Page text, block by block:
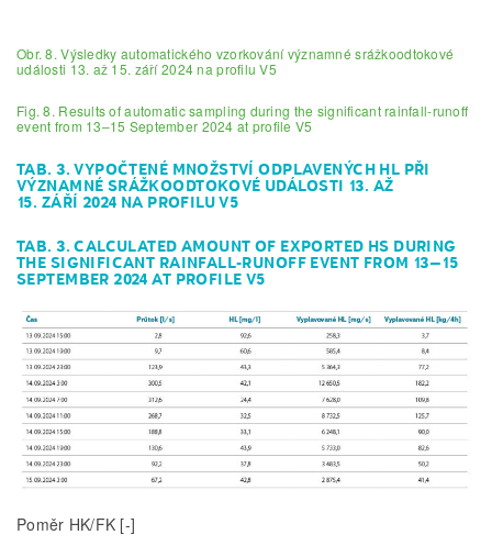
Obr. 8. Výsledky automatického vzorkování významné srážkoodtokové
události 13. až 15. září 2024 na profilu V5
Fig. 8. Results of automatic sampling during the significant rainfall-runoff
event from 13–15 September 2024 at profile V5
TAB. 3. VYPOČTENÉ MNOŽSTVÍ ODPLAVENÝCH HL PŘI
VÝZNAMNÉ SRÁŽKOODTOKOVÉ UDÁLOSTI 13. AŽ
15. ZÁŘÍ 2024 NA PROFILU V5
TAB. 3. CALCULATED AMOUNT OF EXPORTED HS DURING
THE SIGNIFICANT RAINFALL-RUNOFF EVENT FROM 13–15
SEPTEMBER 2024 AT PROFILE V5
Poměr HK/FK [-]